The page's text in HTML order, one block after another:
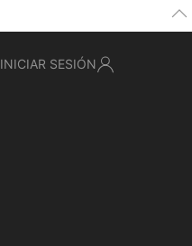
INICIAR SESIÓN